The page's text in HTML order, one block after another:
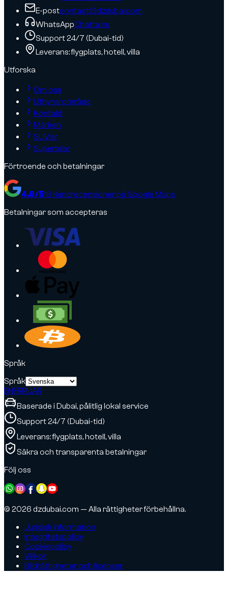
E-postcontact@dzdubai.com
WhatsAppChatta nu
Support 24/7 (Dubai-tid)
Leverans: flygplats, hotell, villa
Utforska
Om oss
Uthyrarområde
Kontakt
Märken
SUV:er
Superbilar
Förtroende och betalningar
4.9/518 Kundrecensioner på Google Maps
Betalningar som accepteras
Språk
Språk
ENFRRUAR
Baserade i Dubai, pålitlig lokal service
Support 24/7 (Dubai-tid)
Leverans: flygplats, hotell, villa
Säkra och transparenta betalningar
Följ oss
© 2026 dzdubai.com — Alla rättigheter förbehållna.
Juridisk information
Integritetspolicy
Cookiepolicy
Villkor
Bildrättigheter och licenser